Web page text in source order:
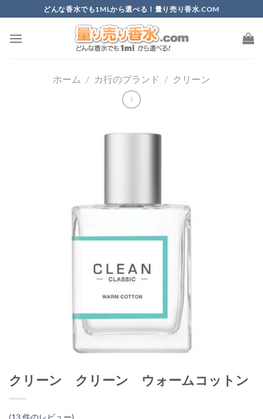
to
content
どんな香水でも1MLから選べる！量り売り香水.COM
ホーム / カ行のブランド / クリーン
クリーン クリーン ウォームコットン
(13件のレビュー)